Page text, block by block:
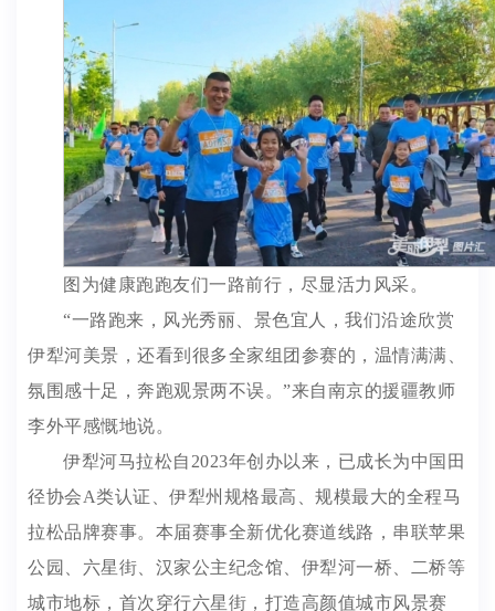
图为健康跑跑友们一路前行，尽显活力风采。
“一路跑来，风光秀丽、景色宜人，我们沿途欣赏
伊犁河美景，还看到很多全家组团参赛的，温情满满、
氛围感十足，奔跑观景两不误。”来自南京的援疆教师
李外平感慨地说。
伊犁河马拉松自2023年创办以来，已成长为中国田
径协会A类认证、伊犁州规格最高、规模最大的全程马
拉松品牌赛事。本届赛事全新优化赛道线路，串联苹果
公园、六星街、汉家公主纪念馆、伊犁河一桥、二桥等
城市地标，首次穿行六星街，打造高颜值城市风景赛